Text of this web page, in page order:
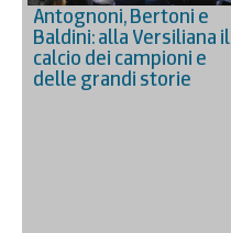
Antognoni, Bertoni e
Baldini: alla Versiliana il
calcio dei campioni e
delle grandi storie